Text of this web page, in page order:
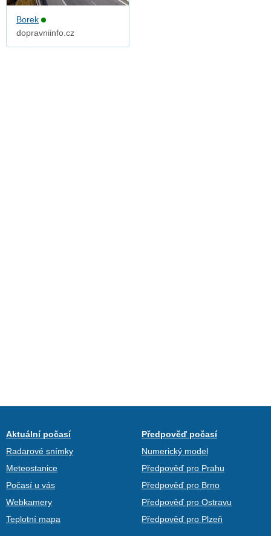
Borek
dopravniinfo.cz
Aktuální počasí
Radarové snímky
Meteostanice
Počasí u vás
Webkamery
Teplotní mapa
Předpověď počasí
Numerický model
Předpověď pro Prahu
Předpověď pro Brno
Předpověď pro Ostravu
Předpověď pro Plzeň